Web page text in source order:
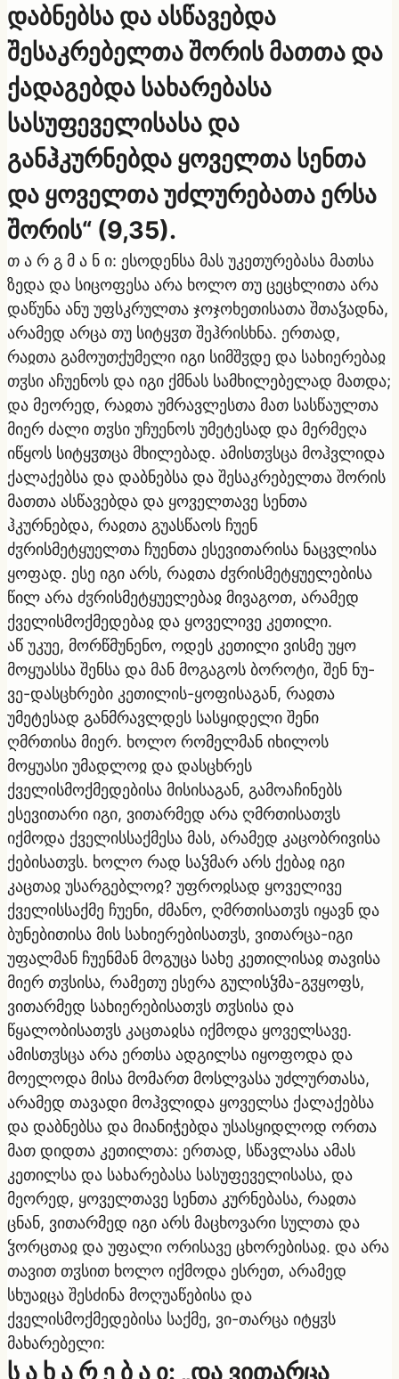
დაბნებსა და ასწავებდა
შესაკრებელთა შორის მათთა და
ქადაგებდა სახარებასა
სასუფეველისასა და
განჰკურნებდა ყოველთა სენთა
და ყოველთა უძლურებათა ერსა
შორის“ (9,35).
თ ა რ გ მ ა ნ ი: ესოდენსა მას უკეთურებასა მათსა
ზედა და სიცოფესა არა ხოლო თუ ცეცხლითა არა
დაწუნა ანუ უფსკრულთა ჯოჯოხეთისათა შთაჴადნა,
არამედ არცა თუ სიტყჳთ შეჰრისხნა. ერთად,
რაჲთა გამოუთქუმელი იგი სიმშჳდე და სახიერებაჲ
თჳსი აჩუენოს და იგი ქმნას სამხილებელად მათდა;
და მეორედ, რაჲთა უმრავლესთა მათ სასწაულთა
მიერ ძალი თჳსი უჩუენოს უმეტესად და მერმეღა
იწყოს სიტყჳთცა მხილებად. ამისთჳსცა მოჰვლიდა
ქალაქებსა და დაბნებსა და შესაკრებელთა შორის
მათთა ასწავებდა და ყოველთავე სენთა
ჰკურნებდა, რაჲთა გუასწაოს ჩუენ
ძჳრისმეტყუელთა ჩუენთა ესევითარისა ნაცვლისა
ყოფად. ესე იგი არს, რაჲთა ძჳრისმეტყუელებისა
წილ არა ძჳრისმეტყუელებაჲ მივაგოთ, არამედ
ქველისმოქმედებაჲ და ყოველივე კეთილი.
აწ უკუე, მორწმუნენო, ოდეს კეთილი ვისმე უყო
მოყუასსა შენსა და მან მოგაგოს ბოროტი, შენ ნუ-
ვე-დასცხრები კეთილის-ყოფისაგან, რაჲთა
უმეტესად განმრავლდეს სასყიდელი შენი
ღმრთისა მიერ. ხოლო რომელმან იხილოს
მოყუასი უმადლოჲ და დასცხრეს
ქველისმოქმედებისა მისისაგან, გამოაჩინებს
ესევითარი იგი, ვითარმედ არა ღმრთისათჳს
იქმოდა ქველისსაქმესა მას, არამედ კაცობრივისა
ქებისათჳს. ხოლო რად საჴმარ არს ქებაჲ იგი
კაცთაჲ უსარგებლოჲ? უფროჲსად ყოველივე
ქველისსაქმე ჩუენი, ძმანო, ღმრთისათჳს იყავნ და
ბუნებითისა მის სახიერებისათჳს, ვითარცა-იგი
უფალმან ჩუენმან მოგუცა სახე კეთილისაჲ თავისა
მიერ თჳსისა, რამეთუ ესერა გულისჴმა-გჳყოფს,
ვითარმედ სახიერებისათჳს თჳსისა და
წყალობისათჳს კაცთაჲსა იქმოდა ყოველსავე.
ამისთჳსცა არა ერთსა ადგილსა იყოფოდა და
მოელოდა მისა მომართ მოსლვასა უძლურთასა,
არამედ თავადი მოჰვლიდა ყოველსა ქალაქებსა
და დაბნებსა და მიანიჭებდა უსასყიდლოდ ორთა
მათ დიდთა კეთილთა: ერთად, სწავლასა ამას
კეთილსა და სახარებასა სასუფეველისასა, და
მეორედ, ყოველთავე სენთა კურნებასა, რაჲთა
ცნან, ვითარმედ იგი არს მაცხოვარი სულთა და
ჴორცთაჲ და უფალი ორისავე ცხორებისაჲ. და არა
თავით თჳსით ხოლო იქმოდა ესრეთ, არამედ
სხუაჲცა შესძინა მოღუაწებისა და
ქველისმოქმედებისა საქმე, ვი-თარცა იტყჳს
მახარებელი:
ს ა ხ ა რ ე ბ ა ჲ: „და ვითარცა